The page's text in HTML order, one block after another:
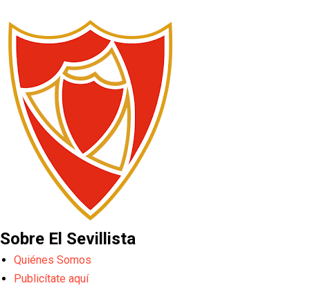
Sobre El Sevillista
Quiénes Somos
Publicítate aquí